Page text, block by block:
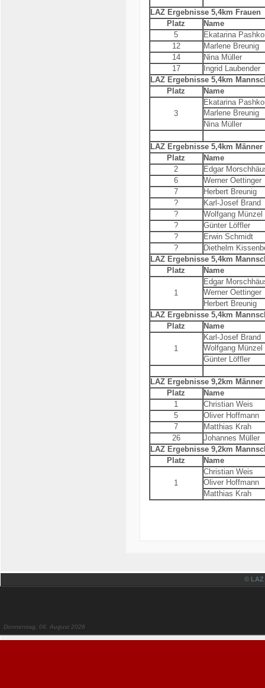
LAZ Ergebnisse 5,4km Frauen
Platz
Name
5
Ekatarina
12
Marlene Breunig
14
Nina Müller
17
Ingrid Laubender
LAZ Ergebnisse 5,4km
Platz
Name
3
Ekatarina
Marlene Breunig
Nina Müller
LAZ Ergebnisse 5,4km Männer
Platz
Name
2
Edgar
6
Werner Oettinger
7
Herbert Breunig
?
Karl-Josef Brand
?
Wolfgang Münzel
?
Günter Löffler
?
Erwin Schmidt
?
Diethelm
LAZ Ergebnisse 5,4km
Platz
Name
1
Edgar
Werner Oettinger
Herbert Breunig
LAZ Ergebnisse 5,4km
Platz
Name
1
Karl-Josef Brand
Wolfgang Münzel
Günter Löffler
LAZ Ergebnisse 9,2km Männer
Platz
Name
1
Christian Weis
5
Oliver Hoffmann
7
Matthias Krah
26
Johannes Müller
LAZ Ergebnisse 9,2km
Platz
Name
1
Christian Weis
Oliver Hoffmann
Matthias Krah
© LAZ
Donnerstag, 06. August 2026